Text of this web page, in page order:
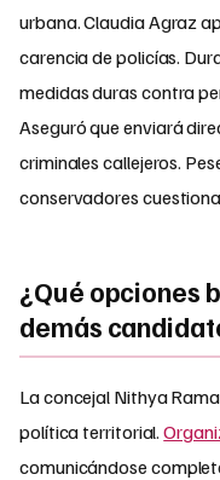
urbana. Claudia Agraz
carencia de policías.
medidas duras contra
Aseguró que enviará
criminales callejeros.
conservadores
¿Qué opciones
demás
La concejal Nithya
política territorial.
comunicándose